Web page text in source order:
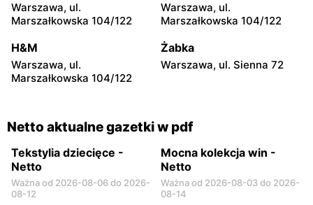
Netto
Jadowska 47D
Netto
Kuklińskiego 1
Netto Netto
Warszawa, ul.
Marszałkowska 104/122
Warszawa, ul.
Marszałkowska 104/122
H&M
Warszawa, ul.
Marszałkowska 104/122
Żabka
Warszawa, ul. Sienna 72
Netto aktualne gazetki w pdf
Tekstylia dziecięce -
Netto
Ważna od 2026-08-06 do 2026-
08-12
Mocna kolekcja win -
Netto
Ważna od 2026-08-03 do 2026-
08-14